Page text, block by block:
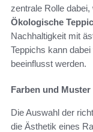
zentrale Rolle
Ökologische
Nachhaltigkeit mit
Teppichs kann
beeinflusst werden.
Farben und Muster
Die Auswahl der
die Ästhetik eines